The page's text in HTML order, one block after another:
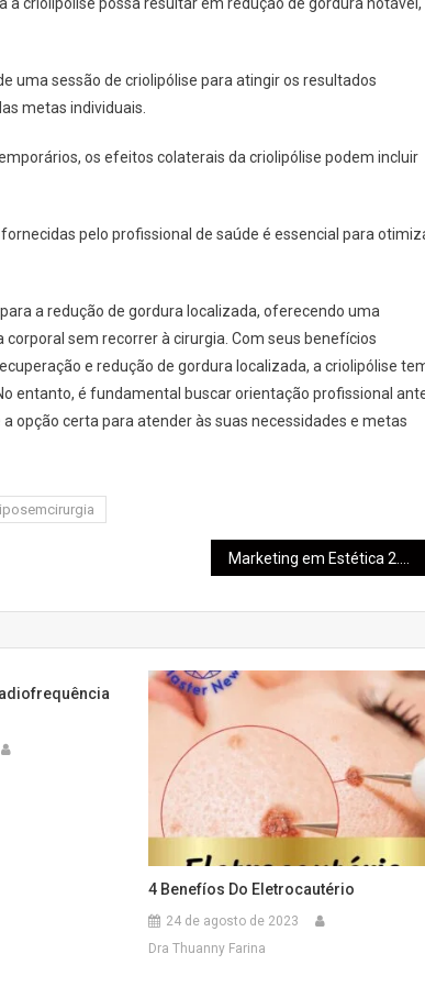
uma sessão de criolipólise para atingir os resultados
metas individuais.
os efeitos colaterais da criolipólise podem incluir
pelo profissional de saúde é essencial para
a redução de gordura localizada, oferecendo uma
sem recorrer à cirurgia. Com seus benefícios
e redução de gordura localizada, a criolipólise
entanto, é fundamental buscar orientação profissional
opção certa para atender às suas necessidades e metas
liposemcirurgia
4 Benefíos Do Eletrocautério
24 de agosto de 2023
Dra Thuanny Farina